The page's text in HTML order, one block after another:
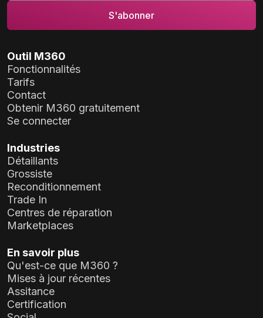
Outil M360
Fonctionnalités
Tarifs
Contact
Obtenir M360 gratuitement
Se connecter
Industries
Détaillants
Grossiste
Reconditionnement
Trade In
Centres de réparation
Marketplaces
En savoir plus
Qu'est-ce que M360 ?
Mises à jour récentes
Assitance
Certification